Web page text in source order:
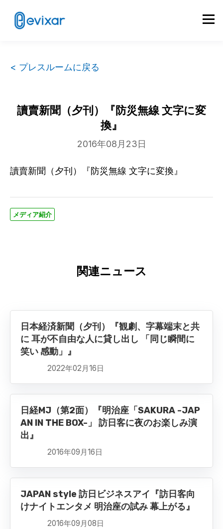
< プレスルームに戻る
讀賣新聞（夕刊）『防災無線 文字に変
換』
2016年08月23日
讀賣新聞（夕刊）『防災無線 文字に変換』
メディア紹介
関連ニュース
日本経済新聞（夕刊）『観劇、字幕端末と共
に 耳が不自由な人に貸し出し 「同じ瞬間に
笑い 感動」』
2022年02月16日
日経MJ（第2面）『明治座「SAKURA -JAP
AN IN THE BOX-」 訪日客に夜のお楽しみ演
出』
2016年09月16日
JAPAN style 訪日ビジネスアイ『訪日客向
けナイトエンタメ 明治座の試み 幕上がる』
2016年09月08日